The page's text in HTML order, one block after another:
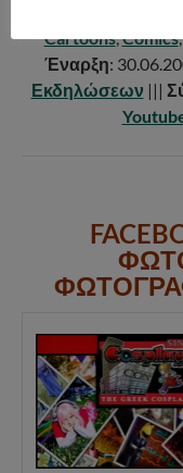
Cartoons,Comics
Έναρξη:
Εκδηλώσεων |||